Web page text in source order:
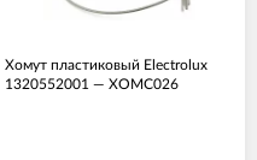
Хомут пластиковый Electrolux
1320552001 — ХОМС026